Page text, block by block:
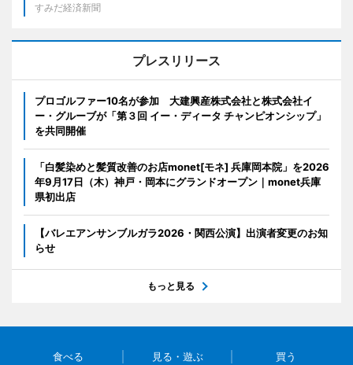
すみだ経済新聞
プレスリリース
プロゴルファー10名が参加 大建興産株式会社と株式会社イ
ー・グルーブが「第３回 イー・ディータ チャンピオンシップ」
を共同開催
「白髪染めと髪質改善のお店monet[モネ] 兵庫岡本院」を2026
年9月17日（木）神戸・岡本にグランドオープン｜monet兵庫
県初出店
【バレエアンサンブルガラ2026・関西公演】出演者変更のお知
らせ
もっと見る
食べる 見る・遊ぶ 買う